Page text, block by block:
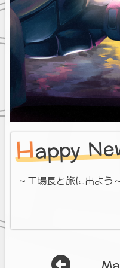
Happy
～工場長と旅に出よう～